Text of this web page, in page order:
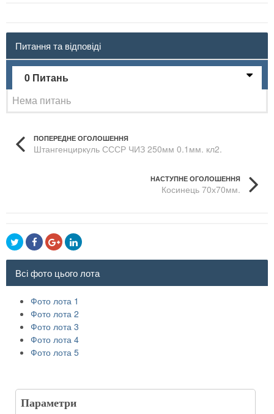
Питання та відповіді
0 Питань
Нема питань
ПОПЕРЕДНЕ ОГОЛОШЕННЯ
Штангенциркуль СССР ЧИЗ 250мм 0.1мм. кл2.
НАСТУПНЕ ОГОЛОШЕННЯ
Косинець 70х70мм.
Всі фото цього лота
Фото лота 1
Фото лота 2
Фото лота 3
Фото лота 4
Фото лота 5
Параметри